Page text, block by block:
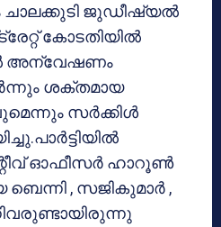
ജുഡീഷ്യല്‍
കോടതിയില്‍
അന്വേഷണം
ശക്തമായ
സര്‍ക്കിള്‍
ഓഫീസര്‍ ഹാറൂണ്‍
ബെന്നി , സജികുമാര്‍ ,